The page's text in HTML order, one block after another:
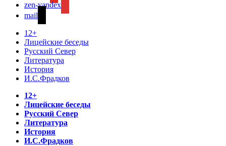
zen-yandex
mail
12+
Лицейские беседы
Русский Север
Литература
История
И.С.Фрадков
12+
Лицейские беседы
Русский Север
Литература
История
И.С.Фрадков